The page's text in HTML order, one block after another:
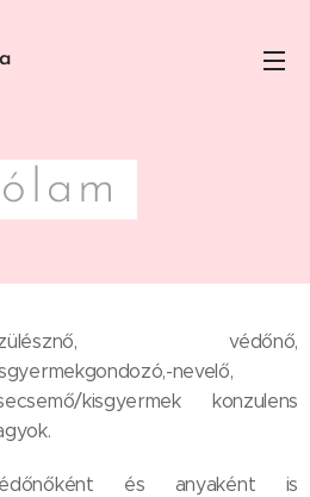
védőnő,
nevelő,
kisgyermek konzulens
és anyaként is